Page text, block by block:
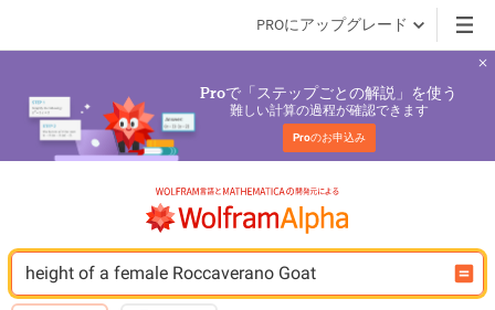
PROにアップグレード
Proで「ステップごとの解説」を使う
難しい計算の過程が確認できます
Proのお申込み
height of a female Roccaverano Goat